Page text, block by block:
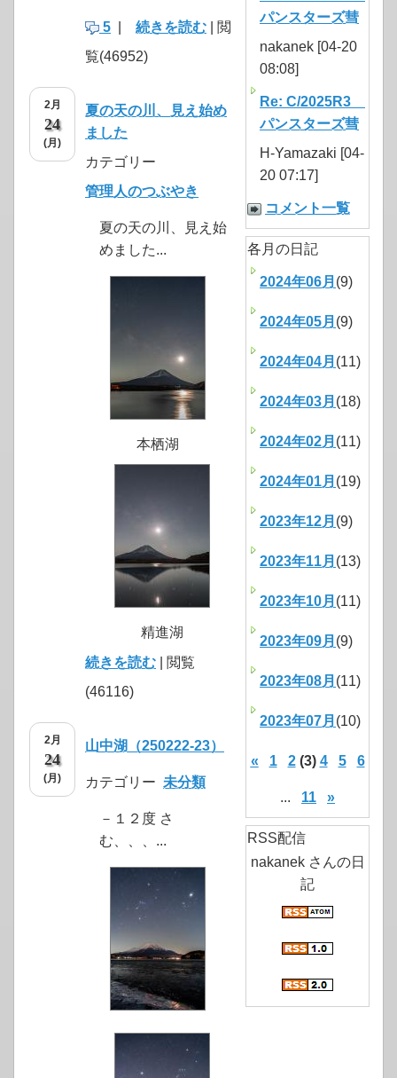
5 続きを読む | 閲
覧(46952)
2月
24
(月)
夏の天の川、見え始め
ました
カテゴリー
管理人のつぶやき
夏の天の川、見え始
めました...
本栖湖
精進湖
続きを読む | 閲覧
(46116)
2月
24
(月)
山中湖（250222-23）
カテゴリー 未分類
－１２度 さ
む、、、...
パンスターズ彗
nakanek [04-20
08:08]
Re: C/2025R3
パンスターズ彗
H-Yamazaki [04-
20 07:17]
コメント一覧
各月の日記
2024年06月 (9)
2024年05月 (9)
2024年04月 (11)
2024年03月 (18)
2024年02月 (11)
2024年01月 (19)
2023年12月 (9)
2023年11月 (13)
2023年10月 (11)
2023年09月 (9)
2023年08月 (11)
2023年07月 (10)
« 1 2 (3) 4 5 6
... 11 »
RSS配信
nakanek さんの日
記